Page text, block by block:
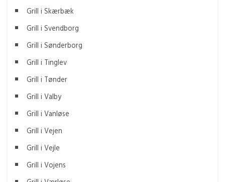
Grill i Skærbæk
Grill i Svendborg
Grill i Sønderborg
Grill i Tinglev
Grill i Tønder
Grill i Valby
Grill i Vanløse
Grill i Vejen
Grill i Vejle
Grill i Vojens